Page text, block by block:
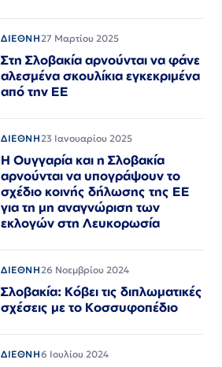
ΔΙΕΘΝΗ27 Μαρτίου 2025
Στη Σλοβακία αρνούνται να φάνε
αλεσμένα σκουλίκια εγκεκριμένα
από την ΕΕ
ΔΙΕΘΝΗ23 Ιανουαρίου 2025
Η Ουγγαρία και η Σλοβακία
αρνούνται να υπογράψουν το
σχέδιο κοινής δήλωσης της ΕΕ
για τη μη αναγνώριση των
εκλογών στη Λευκορωσία
ΔΙΕΘΝΗ26 Νοεμβρίου 2024
Σλοβακία: Κόβει τις διπλωματικές
σχέσεις με το Κοσσυφοπέδιο
ΔΙΕΘΝΗ6 Ιουλίου 2024